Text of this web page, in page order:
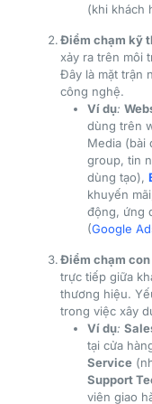
(khi khách
Điểm chạm kỹ
xảy ra trên môi
Đây là mặt trận
công nghệ.
Ví dụ:
dùng trên
Media (bài
group, tin
dùng tạo),
khuyến
động, ứng
(Google
Điểm chạm
trực tiếp giữa
thương hiệu.
trong việc xây
Ví dụ:
tại cửa
Service
Support
viên giao